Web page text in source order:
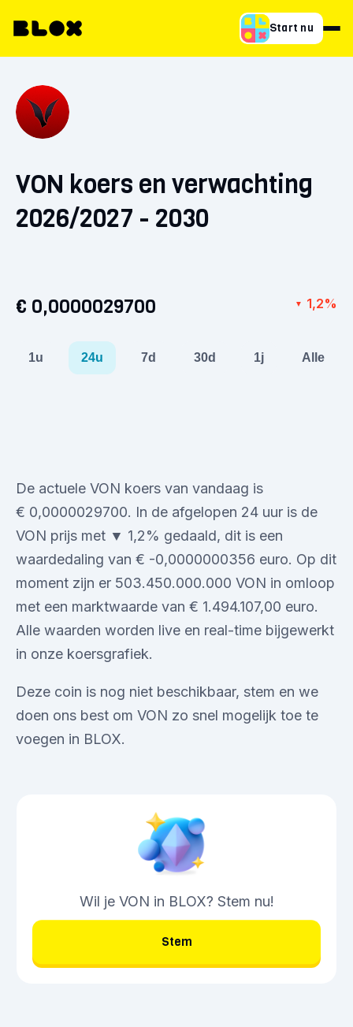
Start nu
VON koers en verwachting
2026/2027 - 2030
€ 0,0000029700 ▼ 1,2%
1u 24u 7d 30d 1j Alle
De actuele VON koers van vandaag is
€ 0,0000029700. In de afgelopen 24 uur is de
VON prijs met ▼ 1,2% gedaald, dit is een
waardedaling van € -0,0000000356 euro. Op dit
moment zijn er 503.450.000.000 VON in omloop
met een marktwaarde van € 1.494.107,00 euro.
Alle waarden worden live en real-time bijgewerkt
in onze koersgrafiek.
Deze coin is nog niet beschikbaar, stem en we
doen ons best om VON zo snel mogelijk toe te
voegen in BLOX.
Wil je VON in BLOX? Stem nu!
Stem